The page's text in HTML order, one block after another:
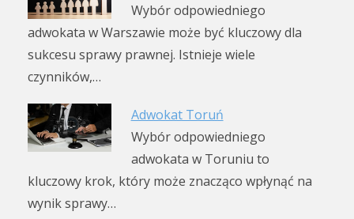
Wybór odpowiedniego
adwokata w Warszawie może być kluczowy dla
sukcesu sprawy prawnej. Istnieje wiele
czynników,…
Adwokat Toruń
Wybór odpowiedniego
adwokata w Toruniu to
kluczowy krok, który może znacząco wpłynąć na
wynik sprawy…